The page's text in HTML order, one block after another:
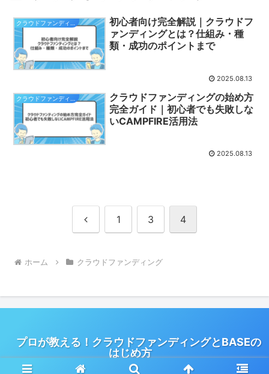
初心者向け完全解説｜クラウドフ
ァンディングとは？仕組み・種
類・成功のポイントまで
2025.08.13
クラウドファンディングの始め方
完全ガイド｜初心者でも失敗しな
いCAMPFIRE活用法
2025.08.13
前 1 3 4
ホーム クラウドファンディング
プロが教える！クラウドファンディングとBASEの
はじめ方
© 2025 プロが教える！クラウドファンディングとBASEのはじめ方.